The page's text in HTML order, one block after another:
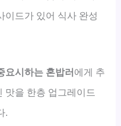
이드가 있어 식사 완성
요시하는 혼밥러에게 추
맛을 한층 업그레이드
.